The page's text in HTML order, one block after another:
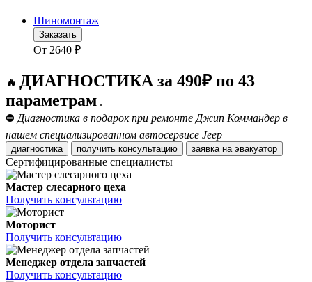
Шиномонтаж
Заказать
От 2640 ₽
🔥 ДИАГНОСТИКА за 490₽ по 43
параметрам .
⛔ Диагностика в подарок при ремонте Джип Коммандер в
нашем специализированном автосервисе Jeep
диагностика получить консультацию заявка на эвакуатор
Сертифицированные специалисты
Мастер слесарного цеха
Получить консультацию
Моторист
Получить консультацию
Менеджер отдела запчастей
Получить консультацию